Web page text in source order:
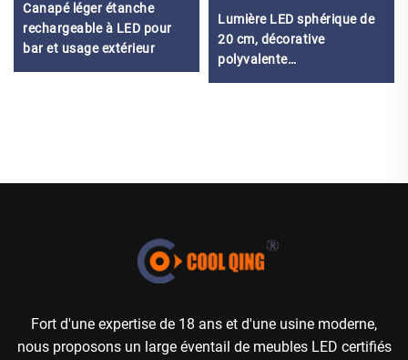
Canapé léger étanche
rechargeable à LED pour
bar et usage extérieur
Lumière LED sphérique de
20 cm, décorative
polyvalente
intérieur/extérieur,
Fort d'une expertise de 18 ans et d'une usine moderne,
nous proposons un large éventail de meubles LED certifiés